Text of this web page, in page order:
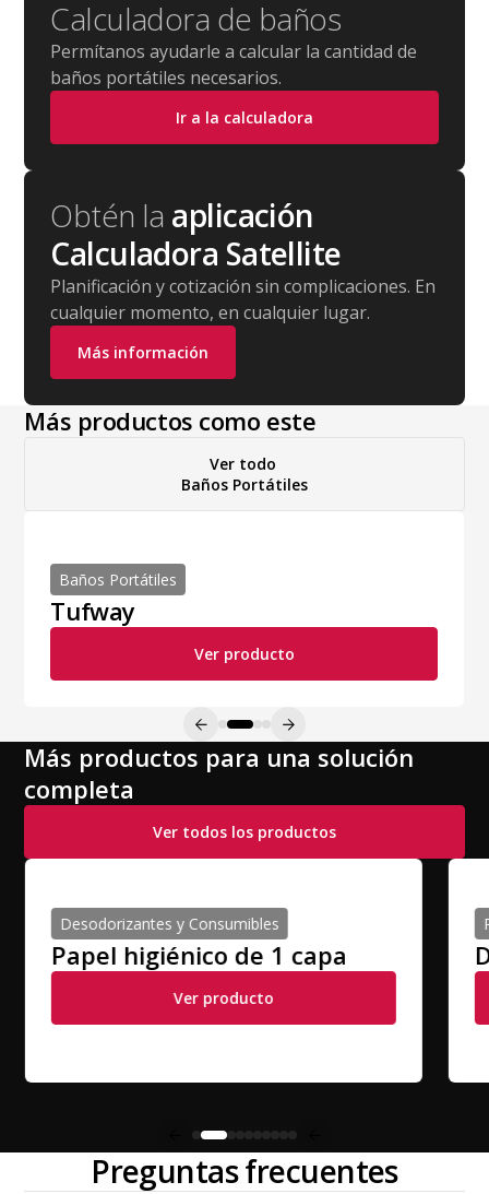
Calculadora de baños
Permítanos ayudarle a calcular la cantidad de
baños portátiles necesarios.
Ir a la calculadora
Obtén la aplicación
Calculadora Satellite
Planificación y cotización sin complicaciones. En
cualquier momento, en cualquier lugar.
Más información
Más productos como este
Ver todo
Baños Portátiles
Baños Portátiles
Tufway
Ver producto
Más productos para una solución
completa
Ver todos los productos
Desodorizantes y Consumibles
Papel higiénico de 1 capa
Ver producto
Preguntas frecuentes